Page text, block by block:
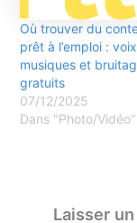
Où trouver du
prêt à l’emploi :
musiques et
gratuits
07/12/2025
Dans "Photo/Vidéo"
Laisser